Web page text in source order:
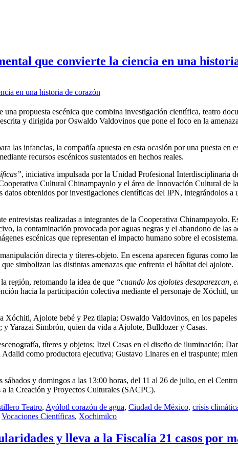
que convierte la ciencia en una
propuesta escénica que combina investigación científica, teatro
y dirigida por Oswaldo Valdovinos que pone el foco en la
las infancias, la compañía apuesta en esta ocasión por una puesta en
recursos escénicos sustentados en hechos reales.
, iniciativa impulsada por la Unidad Profesional Interdisciplinaria
Cultural Chinampayolo y el área de Innovación Cultural de
obtenidos por investigaciones científicas del IPN, integrándolos a
realizadas a integrantes de la Cooperativa Chinampayolo.
la contaminación provocada por aguas negras y el abandono de las
escénicas que representan el impacto humano sobre el ecosistema.
directa y títeres-objeto. En escena aparecen figuras como
simbolizan las distintas amenazas que enfrenta el hábitat del ajolote.
región, retomando la idea de que “cuando los ajolotes desaparezcan,
hacia la participación colectiva mediante el personaje de Xóchitl,
Xóchitl, Ajolote bebé y Pez tilapia; Oswaldo Valdovinos, en los
Yarazai Simbrón, quien da vida a Ajolote, Bulldozer y Casas.
títeres y objetos; Itzel Casas en el diseño de iluminación;
como productora ejecutiva; Gustavo Linares en el traspunte;
sábados y domingos a las 13:00 horas, del 11 al 26 de julio, en el
la Creación y Proyectos Culturales (SACPC).
Teatro, Ayólotl corazón de agua, Ciudad de México, crisis
Vocaciones Científicas, Xochimilco
y lleva a la Fiscalía 21 casos por